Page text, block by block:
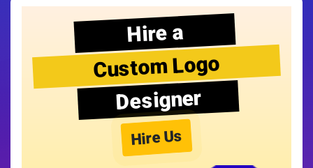
Hire a
Custom Logo
Designer
Hire Us